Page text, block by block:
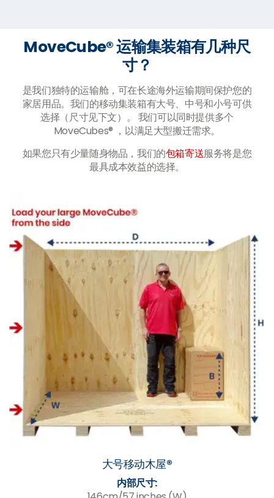
MoveCube® 运输集装箱有几种尺
寸？
是我们独特的运输舱，可在长途海外运输期间保护您的
家居用品。我们的移动集装箱有大号、中号和小号可供
选择（尺寸见下文）。 我们可以同时提供多个
MoveCubes® ，以满足大型搬迁需求。
如果您只有少量随身物品，我们的包箱寄送服务将是您
最具成本效益的选择。
大号移动木屋®
内部尺寸: